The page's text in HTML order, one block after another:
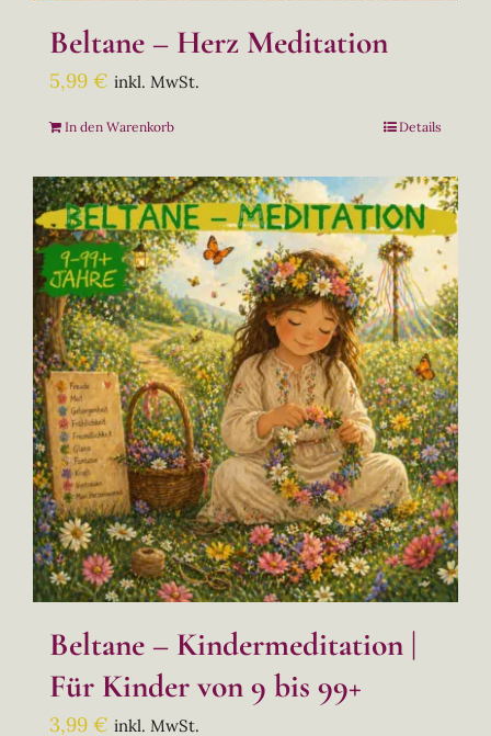
Beltane – Herz Meditation
5,99 € inkl. MwSt.
In den Warenkorb Details
Beltane – Kindermeditation |
Für Kinder von 9 bis 99+
3,99 € inkl. MwSt.